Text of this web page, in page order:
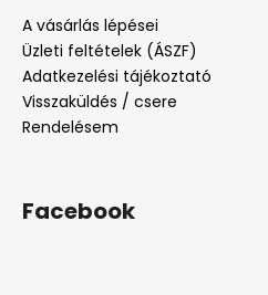
A vásárlás lépései
Üzleti feltételek (ÁSZF)
Adatkezelési tájékoztató
Visszaküldés / csere
Rendelésem
Facebook